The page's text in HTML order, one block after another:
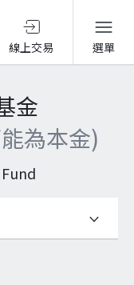
線上交易 選單
金
為本金)